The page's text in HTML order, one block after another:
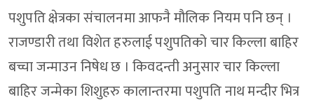
पशुपति क्षेत्रका संचालनमा आफनै मौलिक नियम पनि छन् ।
राजण्डारी तथा विशेत हरुलाई पशुपतिको चार किल्ला बाहिर
बच्चा जन्माउन निषेध छ । किवदन्ती अनुसार चार किल्ला
बाहिर जन्मेका शिशुहरु कालान्तरमा पशुपति नाथ मन्दीर भित्र